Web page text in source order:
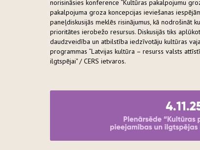
norisināsies konference “Kultūras pakalpojumu
pakalpojuma groza koncepcijas ieviešanas
paneļdiskusijās meklēs risinājumus, kā nodrošināt
prioritātes ierobežo resursus. Diskusijās tiks
daudzveidība un atbilstība iedzīvotāju kultūras
programmas “Latvijas kultūra – resurss valsts
ilgtspējai" / CERS ietvaros.